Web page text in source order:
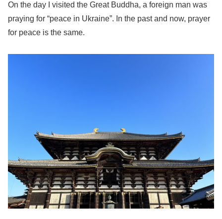
On the day I visited the Great Buddha, a foreign man was
praying for “peace in Ukraine”. In the past and now, prayer
for peace is the same.